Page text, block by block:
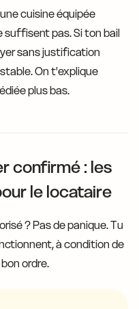
cuisine équipée
suffisent pas. Si ton bail
sans justification
On t'explique
plus bas.
confirmé : les
le locataire
? Pas de panique. Tu
à condition de
ordre.